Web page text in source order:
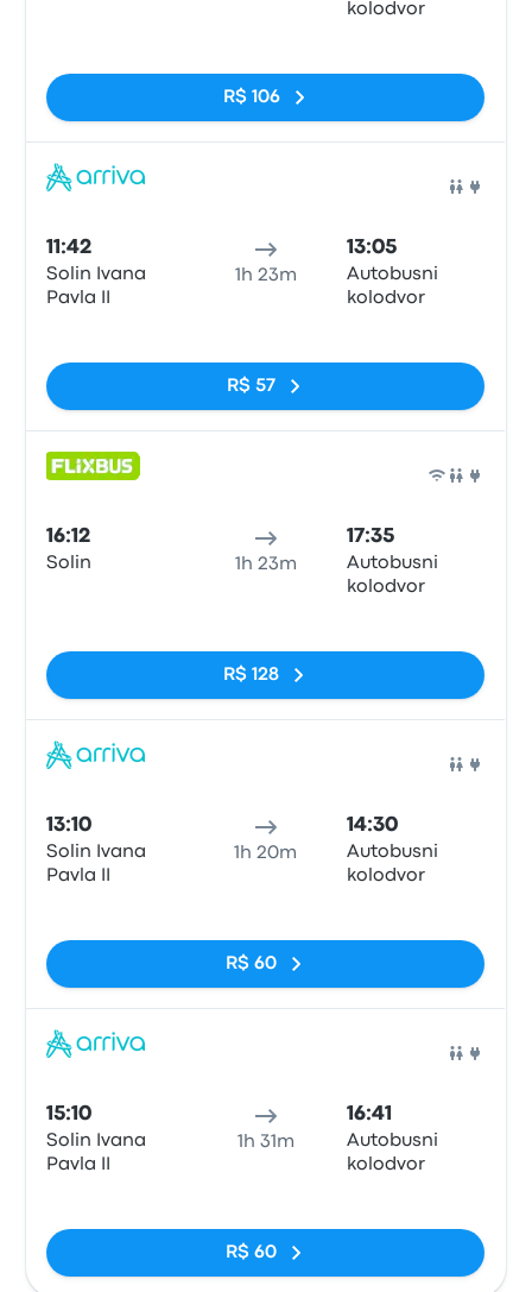
kolodvor
R$ 106
11:42
Solin Ivana
Pavla II
1h 23m
13:05
Autobusni
kolodvor
R$ 57
16:12
Solin 1h 23m
17:35
Autobusni
kolodvor
R$ 128
13:10
Solin Ivana
Pavla II
1h 20m
14:30
Autobusni
kolodvor
R$ 60
15:10
Solin Ivana
Pavla II
1h 31m
16:41
Autobusni
kolodvor
R$ 60